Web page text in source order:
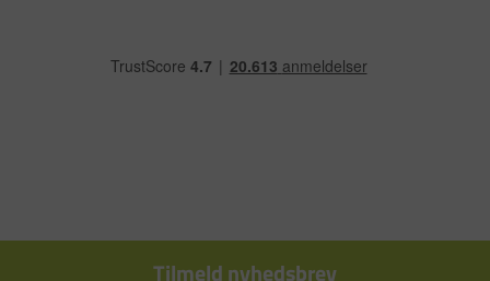
Tilmeld nyhedsbrev